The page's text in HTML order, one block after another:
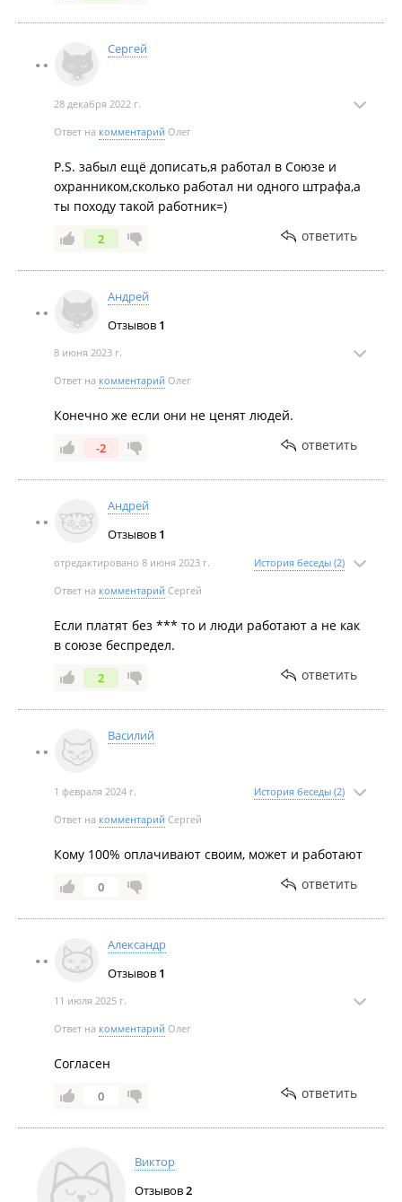
Сергей
28 декабря 2022 г.
Ответ на комментарий Олег
P.S. забыл ещё дописать,я работал в Союзе и
охранником,сколько работал ни одного штрафа,а
ты походу такой работник=)
2 ответить
Андрей
Отзывов 1
8 июня 2023 г.
Ответ на комментарий Олег
Конечно же если они не ценят людей.
-2 ответить
Андрей
Отзывов 1
отредактировано 8 июня 2023 г. История беседы (2)
Ответ на комментарий Сергей
Если платят без *** то и люди работают а не как
в союзе беспредел.
2 ответить
Василий
1 февраля 2024 г. История беседы (2)
Ответ на комментарий Сергей
Кому 100% оплачивают своим, может и работают
0 ответить
Александр
Отзывов 1
11 июля 2025 г.
Ответ на комментарий Олег
Согласен
0 ответить
Виктор
Отзывов2